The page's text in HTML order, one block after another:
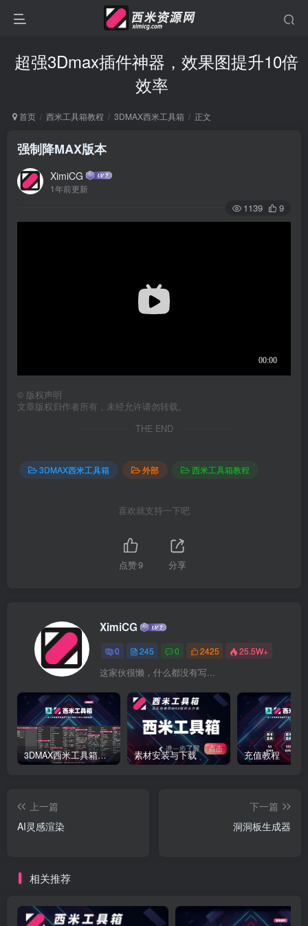
超强3Dmax插件神器，效果图提升10倍
效率
首页 西米工具箱教程 3DMAX西米工具箱 正文
强制降MAX版本
XimiCG
1年前更新
1139 9
© 版权声明
文章版权归作者所有，未经允许请勿转载。
THE END
3DMAX西米工具箱 外部 西米工具箱教程
喜欢就支持一下吧
点赞9 分享
XimiCG
0 245 0 2425 25.5W+
这家伙很懒，什么都没有写...
3DMAX西米工具箱下载 素材安装与下载 充值教程
上一篇
AI灵感渲染
下一篇
洞洞板生成器
相关推荐